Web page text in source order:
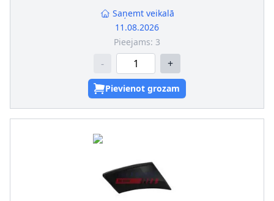
Saņemt veikalā
11.08.2026
Pieejams: 3
- +
Pievienot grozam